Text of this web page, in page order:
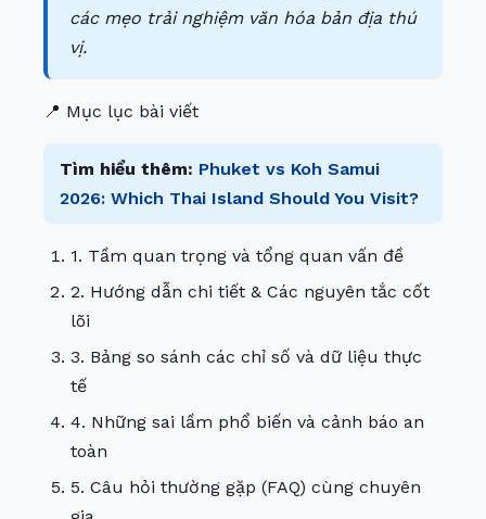
các mẹo trải nghiệm văn hóa bản địa thú
vị.
📍 Mục lục bài viết
Tìm hiểu thêm: Phuket vs Koh Samui
2026: Which Thai Island Should You Visit?
1. Tầm quan trọng và tổng quan vấn đề
2. Hướng dẫn chi tiết & Các nguyên tắc cốt
lõi
3. Bảng so sánh các chỉ số và dữ liệu thực
tế
4. Những sai lầm phổ biến và cảnh báo an
toàn
5. Câu hỏi thường gặp (FAQ) cùng chuyên